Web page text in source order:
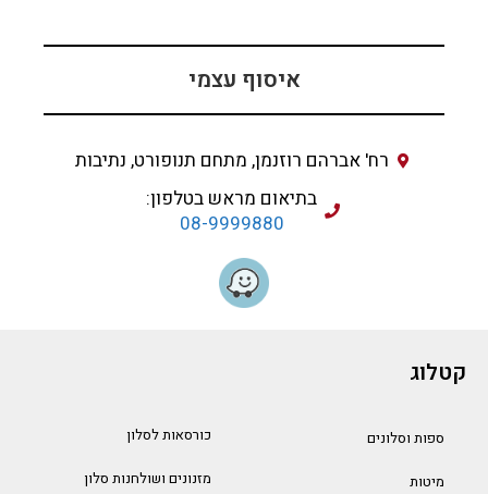
איסוף עצמי
רח' אברהם רוזנמן, מתחם תנופורט, נתיבות
בתיאום מראש בטלפון:
08-9999880
קטלוג
ספות וסלונים
מיטות
כורסאות לסלון
מזנונים ושולחנות סלון